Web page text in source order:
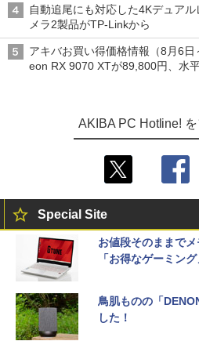
自動追尾にも対応した4Kデュア
メラ2製品がTP-Linkから
アキバお買い得価格情報（8月6
eon RX 9070 XTが89,800円、水
AKIBA PC Hotline!
Special Site
お値段そのままで
「お得なゲーミング
鳥肌ものの「
した！